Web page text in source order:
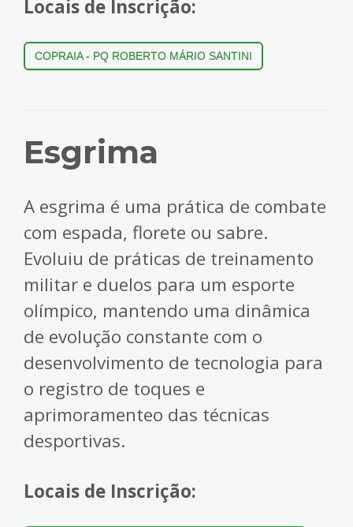
Locais de Inscrição:
COPRAIA - PQ ROBERTO MÁRIO SANTINI
Esgrima
A esgrima é uma prática de combate
com espada, florete ou sabre.
Evoluiu de práticas de treinamento
militar e duelos para um esporte
olímpico, mantendo uma dinâmica
de evolução constante com o
desenvolvimento de tecnologia para
o registro de toques e
aprimoramenteo das técnicas
desportivas.
Locais de Inscrição: